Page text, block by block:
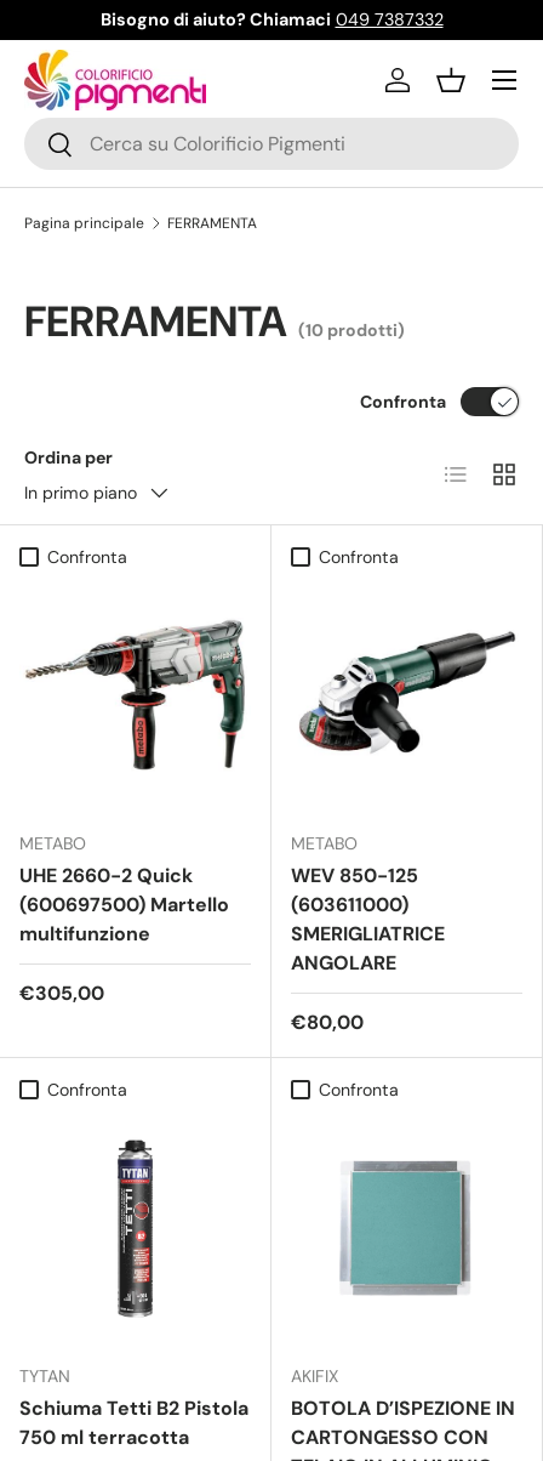
Passa ai contenuti
Bisogno di aiuto? Chiamaci 049 7387332
Cerca
Cerca
AccediCestino
Menu
Pagina principale FERRAMENTA
FERRAMENTA (10 prodotti)
Ordina per
In primo piano
Confronta
Elenco
Confronta
METABO
UHE 2660-2 Quick
(600697500) Martello
multifunzione
€305,00
Confronta
METABO
WEV 850-125
(603611000)
SMERIGLIATRICE
ANGOLARE
€80,00
Confronta
TYTAN
Schiuma Tetti B2 Pistola
750 ml terracotta
Confronta
AKIFIX
BOTOLA D’ISPEZIONE IN
CARTONGESSO CON